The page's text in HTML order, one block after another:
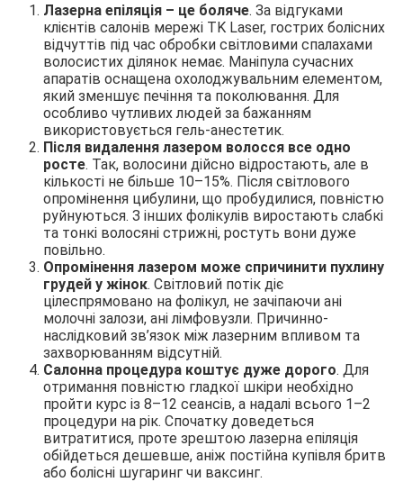
Лазерна епіляція – це боляче. За відгуками
клієнтів салонів мережі TK Laser, гострих болісних
відчуттів під час обробки світловими спалахами
волосистих ділянок немає. Маніпула сучасних
апаратів оснащена охолоджувальним елементом,
який зменшує печіння та поколювання. Для
особливо чутливих людей за бажанням
використовується гель-анестетик.
Після видалення лазером волосся все одно
росте. Так, волосини дійсно відростають, але в
кількості не більше 10–15%. Після світлового
опромінення цибулини, що пробудилися, повністю
руйнуються. З інших фолікулів виростають слабкі
та тонкі волосяні стрижні, ростуть вони дуже
повільно.
Опромінення лазером може спричинити пухлину
грудей у ​​жінок. Світловий потік діє
цілеспрямовано на фолікул, не зачіпаючи ані
молочні залози, ані лімфовузли. Причинно-
наслідковий зв’язок між лазерним впливом та
захворюванням відсутній.
Салонна процедура коштує дуже дорого. Для
отримання повністю гладкої шкіри необхідно
пройти курс із 8–12 сеансів, а надалі всього 1–2
процедури на рік. Спочатку доведеться
витратитися, проте зрештою лазерна епіляція
обійдеться дешевше, аніж постійна купівля бритв
або болісні шугаринг чи ваксинг.